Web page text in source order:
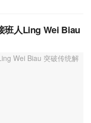
班人Ling Wei Biau